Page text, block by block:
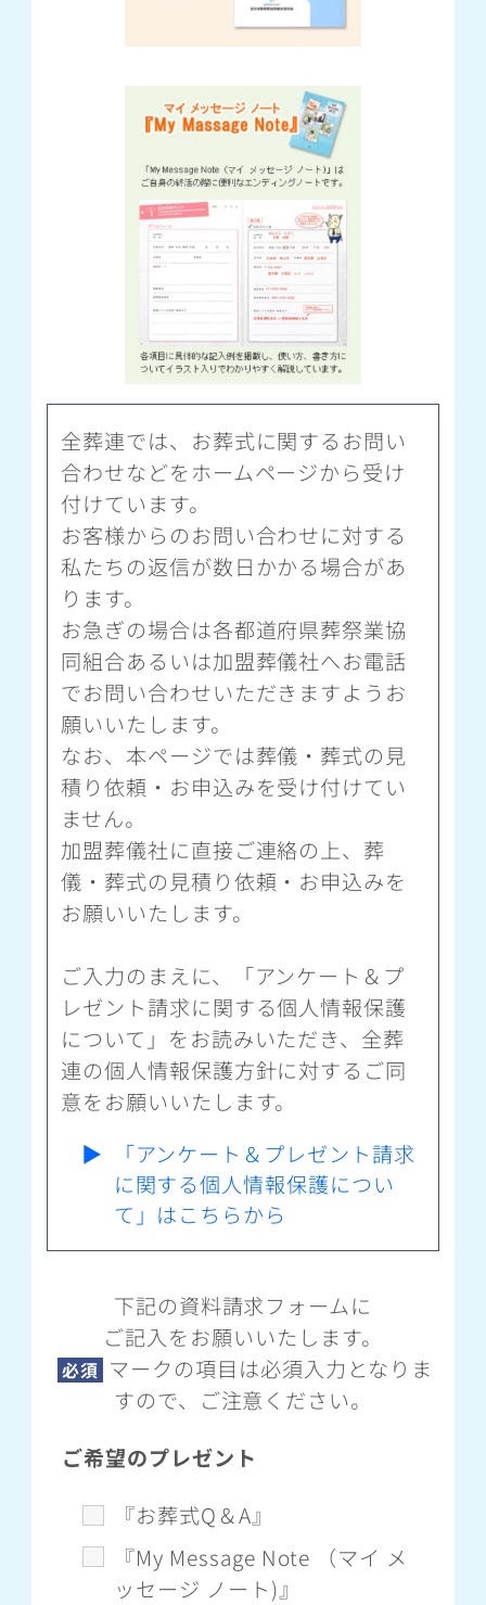
全葬連では、お葬式に関するお問い
合わせなどをホームページから受け
付けています。
お客様からのお問い合わせに対する
私たちの返信が数日かかる場合があ
ります。
お急ぎの場合は各都道府県葬祭業協
同組合あるいは加盟葬儀社へお電話
でお問い合わせいただきますようお
願いいたします。
なお、本ページでは葬儀・葬式の見
積り依頼・お申込みを受け付けてい
ません。
加盟葬儀社に直接ご連絡の上、葬
儀・葬式の見積り依頼・お申込みを
お願いいたします。
ご入力のまえに、「アンケート＆プ
レゼント請求に関する個人情報保護
について」をお読みいただき、全葬
連の個人情報保護方針に対するご同
意をお願いいたします。
▶
「アンケート＆プレゼント請求
に関する個人情報保護につい
て」はこちらから
下記の資料請求フォームに
ご記入をお願いいたします。
必須 マークの項目は必須入力となりま
すので、ご注意ください。
ご希望のプレゼント
『お葬式Q＆A』
『My Message Note （マイ メ
ッセージ ノート)』